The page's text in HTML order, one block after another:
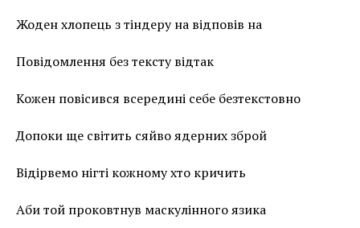
Жоден хлопець з тіндеру на відповів на
Повідомлення без тексту відтак
Кожен повісився всередині себе безтекстовно
Допоки ще світить сяйво ядерних зброй
Відірвемо нігті кожному хто кричить
Аби той проковтнув маскулінного язика